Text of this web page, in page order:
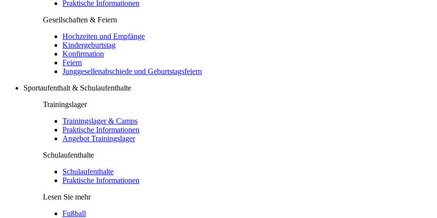
Praktische Informationen
Gesellschaften & Feiern
Hochzeiten und Empfänge
Kindergeburtstag
Konfirmation
Feiern
Junggesellenabschiede und Geburtstagsfeiern
Sportaufenthalt & Schulaufenthalte
Trainingslager
Trainingslager & Camps
Praktische Informationen
Angebot Trainingslager
Schulaufenthalte
Schulaufenthalte
Praktische Informationen
Lesen Sie mehr
Fußball